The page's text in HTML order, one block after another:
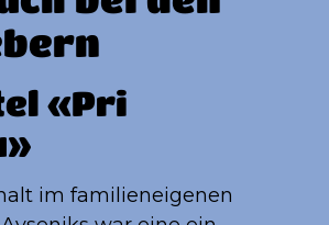
«Pri
im familieneigenen